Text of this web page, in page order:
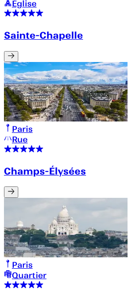
Église
Sainte-Chapelle
Paris
Rue
Champs-Élysées
Paris
Quartier